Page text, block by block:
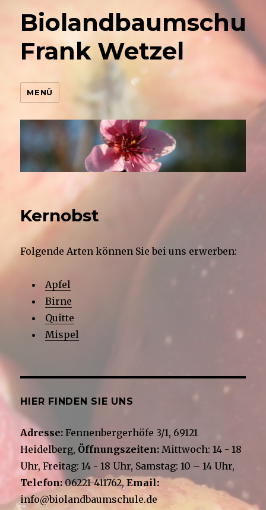
Frank Wetzel
MENÜ
Kernobst
Folgende Arten können Sie bei uns erwerben:
Apfel
Birne
Quitte
Mispel
HIER FINDEN SIE UNS
Adresse: Fennenbergerhöfe 3/1, 69121
Heidelberg, Öffnungszeiten: Mittwoch: 14 - 18
Uhr, Freitag: 14 - 18 Uhr, Samstag: 10 – 14 Uhr,
Telefon:06221-411762,Email:
info@biolandbaumschule.de